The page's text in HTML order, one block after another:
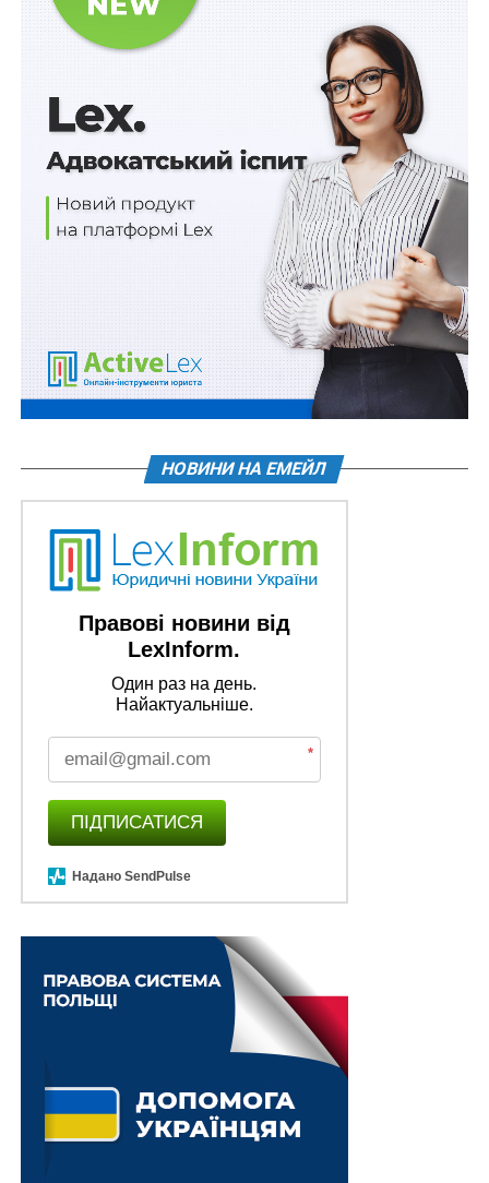
пропускатимуть через кордон без затримок
Мобільний номер можна буде перенести через
Замовити послуги Центру резервування
державних інформресурсів можна через
портал Держспецзв’язку
Про надзвичайні ситуації повідомлятимуть
через гучномовці та інформаційні табло
Обмін інформацією про кіберінциденти - через
ПОВ'ЯЗАНІ ТЕМИ: FEATURED
LEX
ДЕРЖАВНЕ АГЕНТСТВО УКРАЇНИ З РОЗВИТКУ МЕЛІОРАЦІЇ
НАСТУПНА
Скільки часу ви витрачаєте на ведення
Автоматизовано реєстрацію громадських
організацій у Дії
НОВИНИ НА ЕМЕЙЛ
Правові новини від
LexInform.
Один раз на день.
Найактуальніше.
*
ПІДПИСАТИСЯ
Надано SendPulse